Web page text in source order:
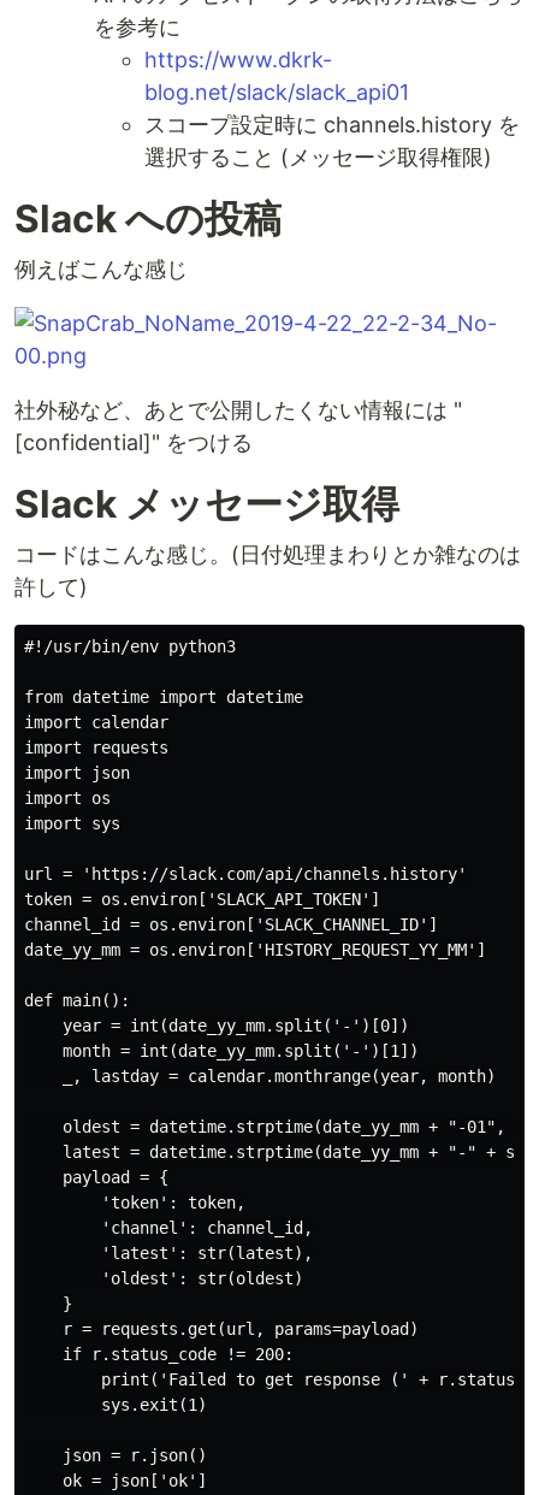
を参考に
https://www.dkrk-
blog.net/slack/slack_api01
スコープ設定時に channels.history を
選択すること (メッセージ取得権限)
Slack への投稿
例えばこんな感じ
社外秘など、あとで公開したくない情報には "
[confidential]" をつける
Slack メッセージ取得
コードはこんな感じ。(日付処理まわりとか雑なのは
許して)
#!/usr/bin/env python3
from datetime import datetime
import calendar
import requests
import json
import os
import sys
url = 'https://slack.com/api/channels.history'
token = os.environ['SLACK_API_TOKEN']
channel_id = os.environ['SLACK_CHANNEL_ID']
date_yy_mm = os.environ['HISTORY_REQUEST_YY_MM']
def main():
    year = int(date_yy_mm.split('-')[0])
    month = int(date_yy_mm.split('-')[1])
    _, lastday = calendar.monthrange(year, month)
oldest = datetime.strptime(date_yy_mm + "-01",
latest = datetime.strptime(date_yy_mm + "-" +
    payload = {
        'token': token,
        'channel': channel_id,
        'latest': str(latest),
        'oldest': str(oldest)
    }
    r = requests.get(url, params=payload)
    if r.status_code != 200:
print('Failed to get response (' +
        sys.exit(1)
    json = r.json()
    ok = json['ok']